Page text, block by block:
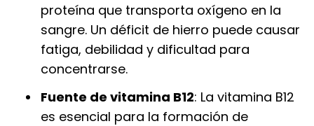
proteína que transporta oxígeno en la
sangre. Un déficit de hierro puede causar
fatiga, debilidad y dificultad para
concentrarse.
Fuente de vitamina B12: La vitamina B12
es esencial para la formación de